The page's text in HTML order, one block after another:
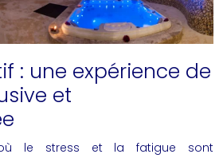
: une expérience de
et
le stress et la fatigue sont